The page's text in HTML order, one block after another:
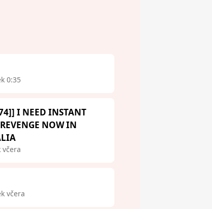
0:35
I NEED INSTANT
NOW IN
včera
včera